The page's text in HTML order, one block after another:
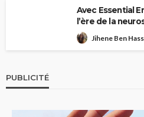
Avec Essential
l’ère de la
Jihene Ben
PUBLICITÉ